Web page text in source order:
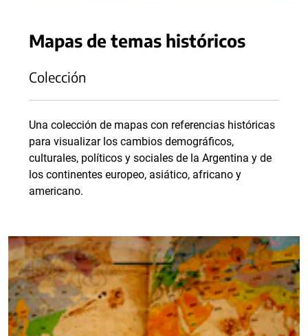
Mapas de temas históricos
Colección
Una colección de mapas con referencias históricas
para visualizar los cambios demográficos,
culturales, políticos y sociales de la Argentina y de
los continentes europeo, asiático, africano y
americano.